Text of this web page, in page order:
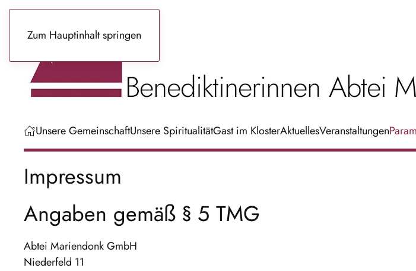
Zum Hauptinhalt springen
Unsere GemeinschaftUnsere SpiritualitätGast im KlosterAktuellesVeranstaltungen
Impressum
Angaben gemäß § 5 TMG
Abtei Mariendonk GmbH
Niederfeld 11